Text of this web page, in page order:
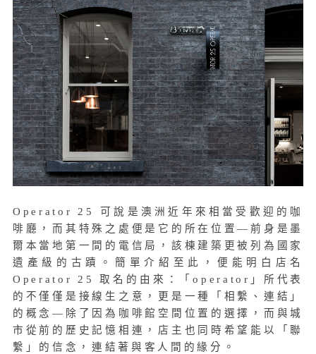
Operator 25 可說是澳洲近年來相當受歡迎的咖
啡廳，而其特殊之處便是它的所在位置—前身是墨
爾本當地第一間的電信局，該棟建築更被列為國家
遺產級的古蹟。簡單介紹至此，便能明白店名
Operator 25 取名的由來：「operator」所代表
的不僅僅是接線生之意，更是一種「相繫、連結」
的概念—除了因為咖啡館空間位置的選擇，而與城
市從前的歷史記憶相連，店主也同時希望能以「聯
繫」的信念，連結著與客人間的緣分。